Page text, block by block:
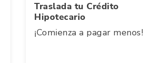
Traslada tu Crédito
Hipotecario
¡Comienza a pagar menos!